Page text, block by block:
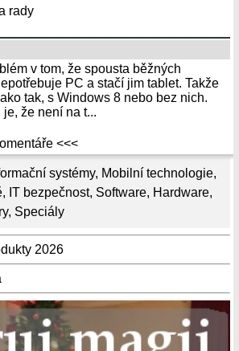
systémy, Mobilní technologie,
, IT bezpečnost, Software, Hardware,
, Speciály
2026
rady
v tom, že spousta běžných
PC a stačí jim tablet. Takže
tak, s Windows 8 nebo bez nich.
že není na t...
<<<